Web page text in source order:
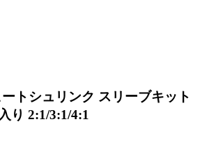
トシュリンク スリーブキット
り 2:1/3:1/4:1